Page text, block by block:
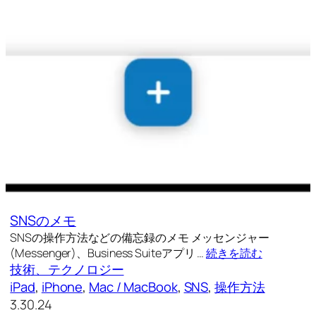
SNSのメモ
SNSの操作方法などの備忘録のメモ メッセンジャー
(Messenger)、Business Suiteアプリ …続きを読む
技術、テクノロジー
iPad, iPhone, Mac / MacBook, SNS, 操作方法
3.30.24